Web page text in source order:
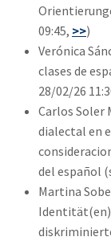
09:45, >>)
Verónica
clases de
28/02/26
Carlos Soler
dialectal en
del español
Martina
Identität(en)